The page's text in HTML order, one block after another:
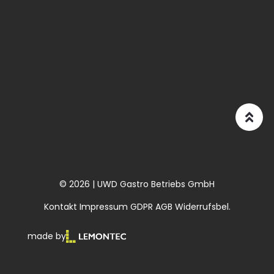
© 2026 | UWD Gastro Betriebs GmbH
Kontakt Impressum GDPR AGB Widerrufsbel.
made by